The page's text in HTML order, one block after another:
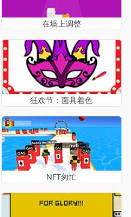
在墙上调整
狂欢节：面具着色
NFT匆忙